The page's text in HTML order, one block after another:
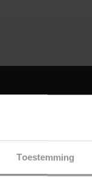
Toestemming